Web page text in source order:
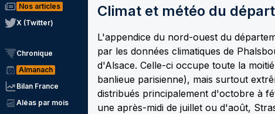
Nos articles
X (Twitter)
Chronique
Almanach
Bilan France
Aléas par mois
Climat et météo du
L'appendice du nord-ouest du
par les données climatiques de
d'Alsace. Celle-ci occupe toute la
banlieue parisienne), mais surtout
distribués principalement d'octobre à
une après-midi de juillet ou d'août,